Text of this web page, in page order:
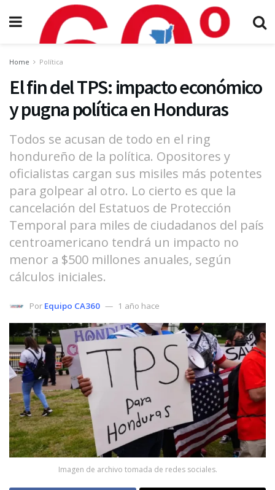
Home Política
El fin del TPS: impacto económico
y pugna política en Honduras
Todos se acusan de todo en el ring
hondureño de la política. Opositores y
oficialistas cargan sus misiles más potentes
para golpear al otro. Lo cierto es que la
cancelación del Estatuos de Protección
Temporal para miles de ciudadanos del país
centroamericano tendrá un impacto no
menor a $500 millones anuales, según
cálculos iniciales.
Por Equipo CA360 1 año hace
Imagen de archivo tomada de redes sociales.